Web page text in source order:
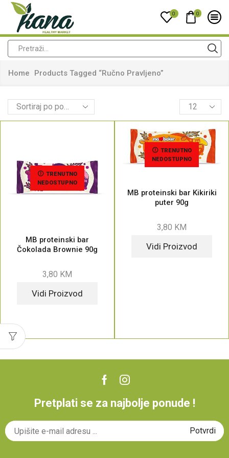
0 0
Home Products Tagged “ručno Pravljeno”
TRENUTNO
NEDOSTUPNO
MB proteinski bar
Čokolada Brownie 90g
3,80 KM
Vidi Proizvod
TRENUTNO
NEDOSTUPNO
MB proteinski bar Kikiriki
puter 90g
3,80 KM
Vidi Proizvod
Pretplati se za najbolje ponude !